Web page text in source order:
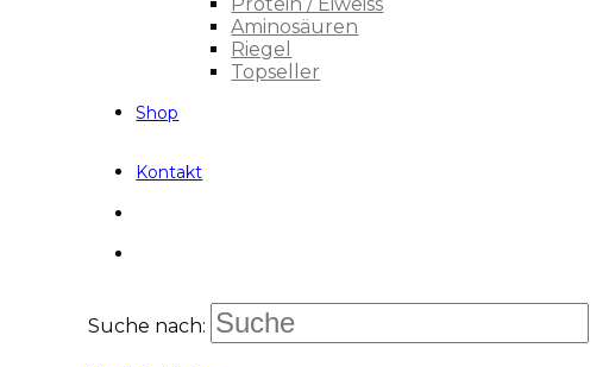
Aminosäuren
Riegel
Topseller
Shop
Kontakt
Suche nach: